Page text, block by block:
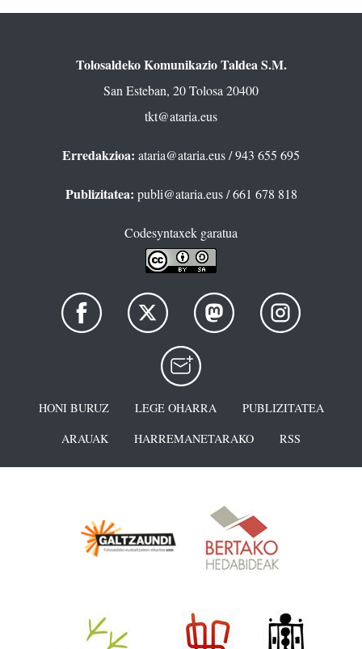
Tolosaldeko Komunikazio Taldea S.M.
San Esteban, 20 Tolosa 20400
tkt@ataria.eus
Erredakzioa: ataria@ataria.eus/ 943 655 695
Publizitatea: publi@ataria.eus/ 661 678 818
Codesyntaxek garatua
HONI BURUZ LEGE OHARRA
PUBLIZITATEA
ARAUAK
HARREMANETARAKO RSS